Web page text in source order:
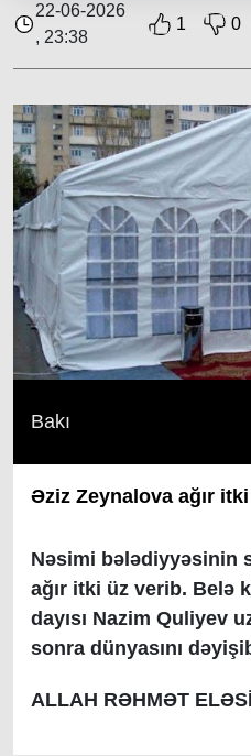
22-06-2026
, 23:38
1 0
Bakı
Əziz Zeynalova ağır
Nəsimi bələdiyyəsinin
ağır itki üz verib. Belə
dayısı Nazim Quliyev
sonra dünyasını
ALLAH RƏHMƏT